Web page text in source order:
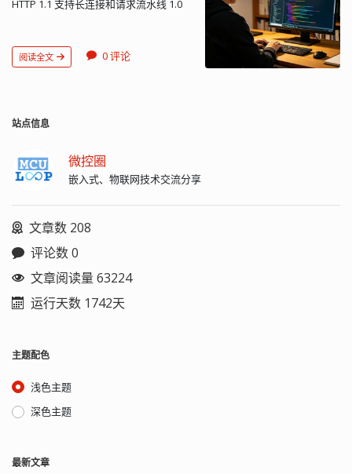
HTTP 1.1 支持长连接和请求流水线 1.0
1.1 则支持长连接（持久连接，
Persistent Connection），所以可以在
字段，浏览器无法使用主机头名来明确
这样就无法使用 WEB 服务器在同一个 IP
地址和端口号上配置多个虚拟 WEB 站
点。1.1 则解决了这个问题。 3、HTTP
Protocols）等 4、HTTP 1.1 新增了
HTTP 1.1 还提供了与身份认证、状态管
理和 Cache 缓存等机制相关的请求头和
响应头。 请求 标准协议支持六种请求方
法：GET、HEAD、PUT、DELETE、
POST-->UPDATE，DELETE-->DELETE。
GET 可以直接写 URL 地址处传递数据，
数只能通过 URL 地址传递。 POST 可以
插入消息体，所以客服端向服务端传递
数据时可以通过这个消息体传递。 状态
类： 1xx（信息）、2xx（成功）、
阅读全文 0 评论
站点信息
微控圈
嵌入式、物联网技术交流分享
文章数 208
评论数 0
文章阅读量 63224
运行天数 1742天
主题配色
浅色主题
深色主题
最新文章